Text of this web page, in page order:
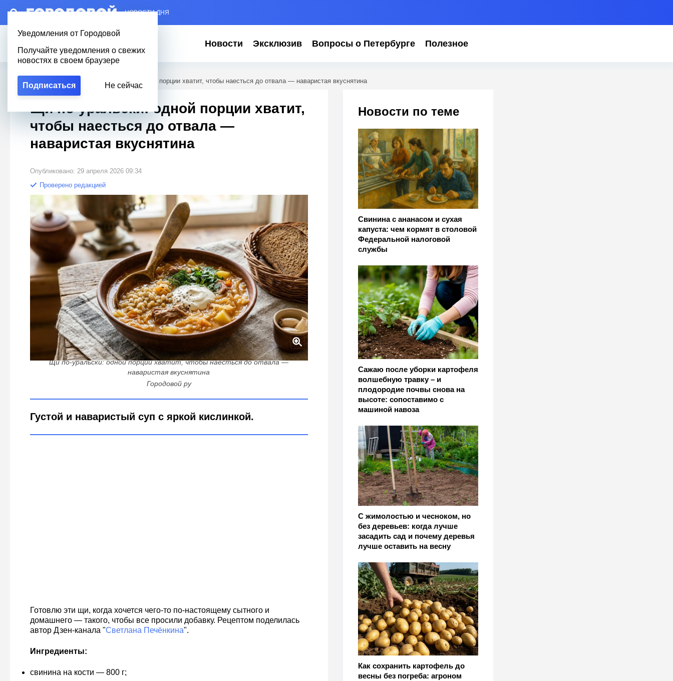
– НОВОСТИ ДНЯ
Уведомления от Городовой
Получайте уведомления о свежих
новостях в своем браузере
Подписаться Не сейчас
Новости Эксклюзив Вопросы о Петербурге Полезное
Городовой Щи по-уральски: одной порции хватит, чтобы наесться до отвала — наваристая вкуснятина
Новости по теме
Свинина с ананасом и сухая
капуста: чем кормят в столовой
Федеральной налоговой
службы
Сажаю после уборки картофеля
волшебную травку – и
плодородие почвы снова на
высоте: сопоставимо с
машиной навоза
С жимолостью и чесноком, но
без деревьев: когда лучше
засадить сад и почему деревья
лучше оставить на весну
Как сохранить картофель до
весны без погреба: агроном
Щи по-уральски: одной порции хватит,
чтобы наесться до отвала —
наваристая вкуснятина
Опубликовано: 29 апреля 2026 09:34
Проверено редакцией
Щи по-уральски: одной порции хватит, чтобы наесться до отвала —
наваристая вкуснятина
Городовой ру
Густой и наваристый суп с яркой кислинкой.
Готовлю эти щи, когда хочется чего-то по-настоящему сытного и
домашнего — такого, чтобы все просили добавку. Рецептом поделилась
автор Дзен-канала "Светлана Печёнкина".
Ингредиенты:
свинина на кости — 800 г;